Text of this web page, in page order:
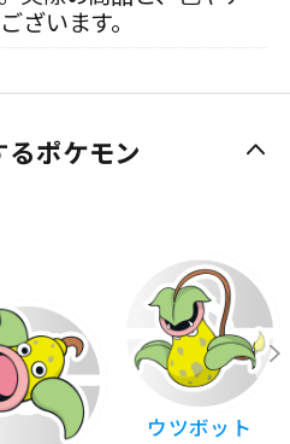
ざいます。
ポケモン
ウツボット